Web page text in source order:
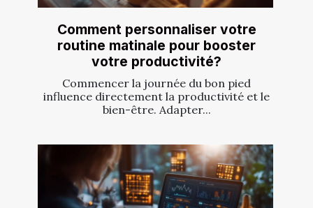
Comment personnaliser votre
routine matinale pour booster
votre productivité?
Commencer la journée du bon pied
influence directement la productivité et le
bien-être. Adapter...